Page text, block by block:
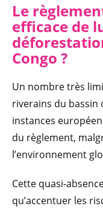
Le
efficace de
Congo ?
Un nombre très
riverains du bassin
instances
du règlement,
l’environnement
Cette quasi-
qu’accentuer les